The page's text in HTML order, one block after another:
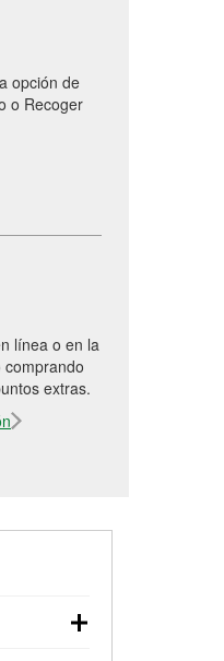
opción de
o Recoger
línea o en la
extras.